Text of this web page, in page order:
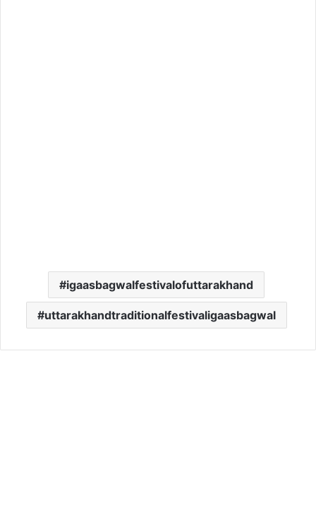
igaasbagwalfestivalofuttarakhand
uttarakhandtraditionalfestivaligaasbagwal